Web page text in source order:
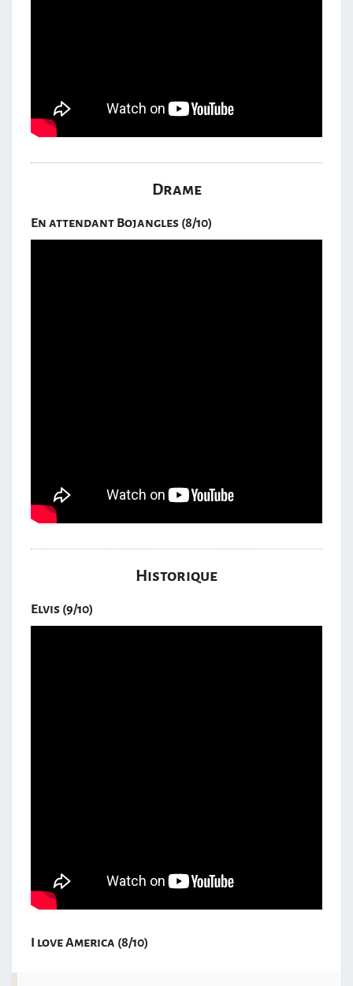
Drame
En attendant Bojangles (8/10)
Historique
Elvis (9/10)
I love America (8/10)